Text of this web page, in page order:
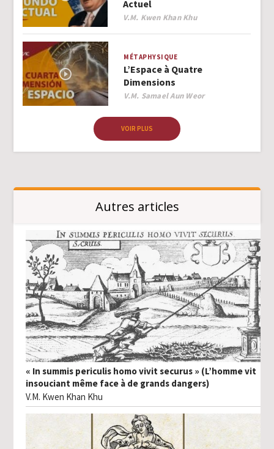
Actuel
Author
V.M. Kwen Khan Khu
MÉTAPHYSIQUE
L’Espace à Quatre
Dimensions
Author
V.M. Samael Aun Weor
VOIR PLUS
Autres articles
« In summis periculis homo vivit securus » (L’homme vit
insouciant même face à de grands dangers)
V.M. Kwen Khan Khu